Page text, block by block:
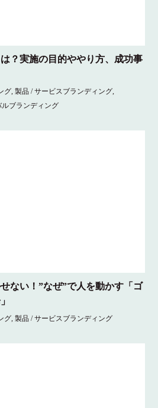
？実施の目的ややり方、成功事
グ ,製品 / サービスブランディング
ルブランディング
ない！”なぜ”で人を動かす「ゴ
グ ,製品 / サービスブランディング